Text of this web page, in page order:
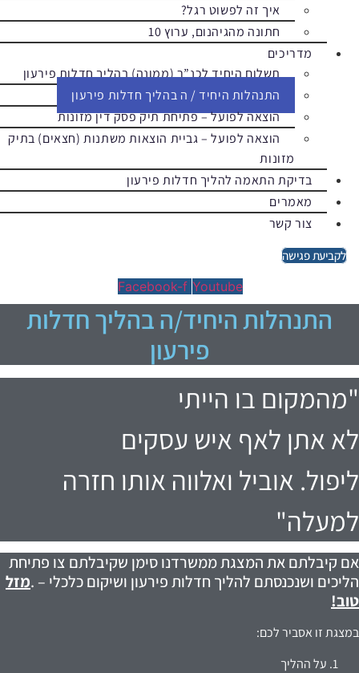
איך זה לפשוט רגל?
חתונה מהגיהנום, ערוץ 10
מדריכים
תשלום היחיד לכנ”ר (ממונה) בהליך חדלות פירעון
התנהלות היחיד / ה בהליך חדלות פירעון
הוצאה לפועל – פתיחת תיק פסק דין מזונות
הוצאה לפועל – גביית הוצאות משתנות (חצאים) בתיק
מזונות
בדיקת התאמה להליך חדלות פירעון
מאמרים
צור קשר
לקביעת פגישה
Facebook-f Youtube
התנהלות היחיד/ה בהליך חדלות
פירעון
"מהמקום בו הייתי
לא אתן לאף איש עסקים
ליפול. אוביל ואלווה אותו חזרה
למעלה"
אם קיבלתם את המצגת ממשרדנו סימן שקיבלתם צו פתיחת
הליכים ושנכנסתם להליך חדלות פירעון ושיקום כלכלי – .מזל
טוב!
במצגת זו אסביר לכם:
על ההליך